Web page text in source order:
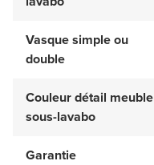
Vasque simple ou
double
Couleur détail meuble
sous-lavabo
Garantie